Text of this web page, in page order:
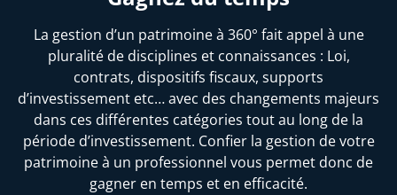
La gestion d’un patrimoine à 360° fait appel à une
pluralité de disciplines et connaissances : Loi,
contrats, dispositifs fiscaux, supports
d’investissement etc… avec des changements majeurs
dans ces différentes catégories tout au long de la
période d’investissement. Confier la gestion de votre
patrimoine à un professionnel vous permet donc de
gagner en temps et en efficacité.